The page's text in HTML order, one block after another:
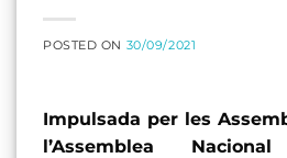
POSTED ON 30/09/2021
Impulsada per les
l’Assemblea